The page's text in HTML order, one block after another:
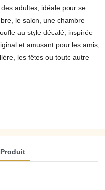
adultes, idéale pour se
le salon, une chambre
au style décalé, inspirée
et amusant pour les amis,
les fêtes ou toute autre